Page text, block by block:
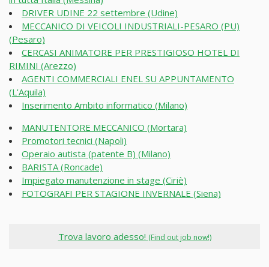
DRIVER UDINE 22 settembre (Udine)
MECCANICO DI VEICOLI INDUSTRIALI-PESARO (PU)
(Pesaro)
CERCASI ANIMATORE PER PRESTIGIOSO HOTEL DI
RIMINI (Arezzo)
AGENTI COMMERCIALI ENEL SU APPUNTAMENTO
(L'Aquila)
Inserimento Ambito informatico (Milano)
MANUTENTORE MECCANICO (Mortara)
Promotori tecnici (Napoli)
Operaio autista (patente B) (Milano)
BARISTA (Roncade)
Impiegato manutenzione in stage (Ciriè)
FOTOGRAFI PER STAGIONE INVERNALE (Siena)
Trova lavoro adesso! (Find out job now!)